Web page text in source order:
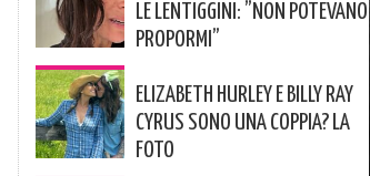
LE LENTIGGINI: ”NON POTEVANO
PROPORMI”
ELIZABETH HURLEY E BILLY RAY
CYRUS SONO UNA COPPIA? LA
FOTO